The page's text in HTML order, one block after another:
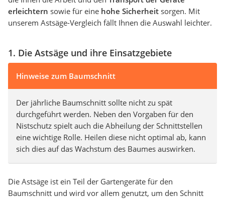
erleichtern sowie für eine hohe Sicherheit sorgen. Mit
unserem Astsäge-Vergleich fällt Ihnen die Auswahl leichter.
1. Die Astsäge und ihre Einsatzgebiete
Hinweise zum Baumschnitt
Der jährliche Baumschnitt sollte nicht zu spät
durchgeführt werden. Neben den Vorgaben für den
Nistschutz spielt auch die Abheilung der Schnittstellen
eine wichtige Rolle. Heilen diese nicht optimal ab, kann
sich dies auf das Wachstum des Baumes auswirken.
Die Astsäge ist ein Teil der Gartengeräte für den
Baumschnitt und wird vor allem genutzt, um den Schnitt